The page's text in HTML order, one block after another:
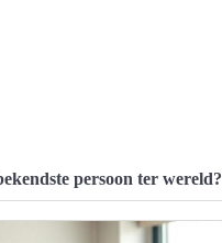
persoon ter wereld?